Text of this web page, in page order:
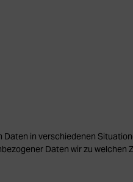
Daten in verschiedenen
Daten wir zu welchen